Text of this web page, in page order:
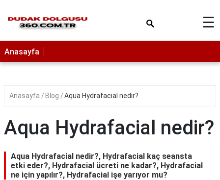
☰
Anasayfa
Anasayfa Blog Aqua Hydrafacial nedir?
Aqua Hydrafacial nedir?
Aqua Hydrafacial nedir?, Hydrafacial kaç seansta
etki eder?, Hydrafacial ücreti ne kadar?, Hydrafacial
ne için yapılır?, Hydrafacial işe yarıyor mu?